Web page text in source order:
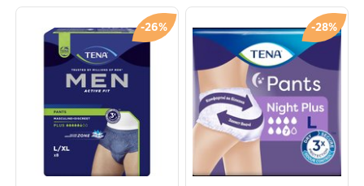
-26% -28%